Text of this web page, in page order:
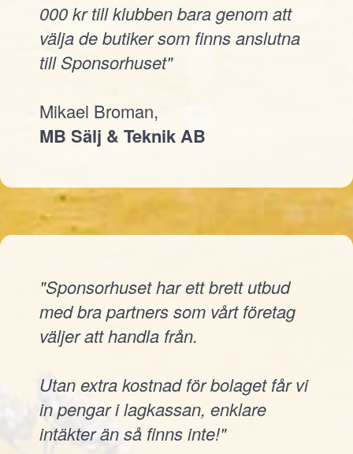
000 kr till klubben bara genom att
välja de butiker som finns anslutna
till Sponsorhuset"
Mikael Broman,
MB Sälj & Teknik AB
"Sponsorhuset har ett brett utbud
med bra partners som vårt företag
väljer att handla från.
Utan extra kostnad för bolaget får vi
in pengar i lagkassan, enklare
intäkter än så finns inte!"